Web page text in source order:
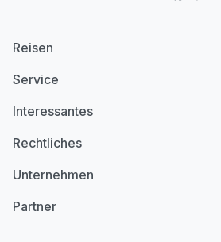
Reisen
Service
Interessantes
Rechtliches
Unternehmen
Partner